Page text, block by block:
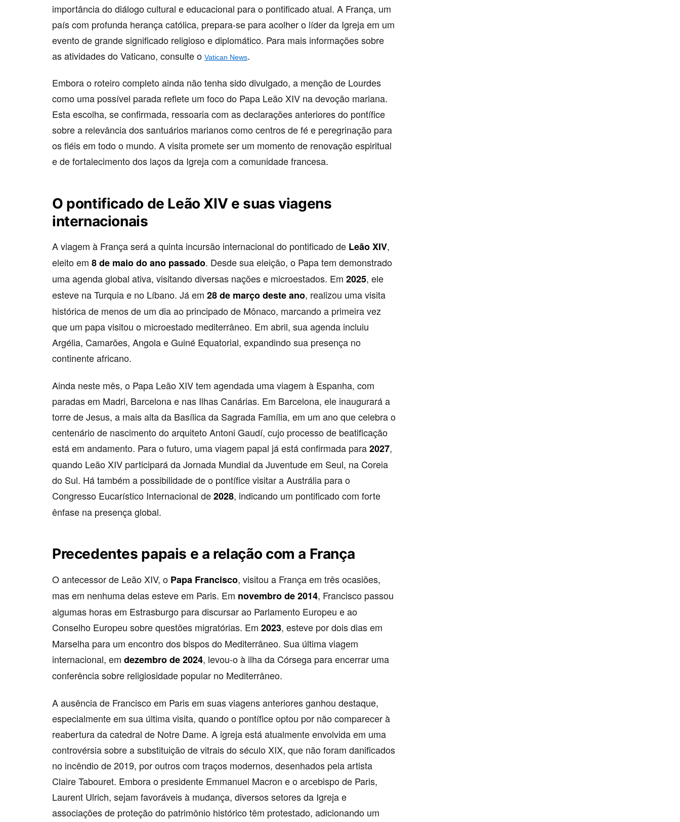
importância do diálogo cultural e educacional para o pontificado atual. A França, um
país com profunda herança católica, prepara-se para acolher o líder da Igreja em um
evento de grande significado religioso e diplomático. Para mais informações sobre
as atividades do Vaticano, consulte o Vatican News.
Embora o roteiro completo ainda não tenha sido divulgado, a menção de Lourdes
como uma possível parada reflete um foco do Papa Leão XIV na devoção mariana.
Esta escolha, se confirmada, ressoaria com as declarações anteriores do pontífice
sobre a relevância dos santuários marianos como centros de fé e peregrinação para
os fiéis em todo o mundo. A visita promete ser um momento de renovação espiritual
e de fortalecimento dos laços da Igreja com a comunidade francesa.
O pontificado de Leão XIV e suas viagens
internacionais
A viagem à França será a quinta incursão internacional do pontificado de Leão XIV,
eleito em 8 de maio do ano passado. Desde sua eleição, o Papa tem demonstrado
uma agenda global ativa, visitando diversas nações e microestados. Em 2025, ele
esteve na Turquia e no Líbano. Já em 28 de março deste ano, realizou uma visita
histórica de menos de um dia ao principado de Mônaco, marcando a primeira vez
que um papa visitou o microestado mediterrâneo. Em abril, sua agenda incluiu
Argélia, Camarões, Angola e Guiné Equatorial, expandindo sua presença no
continente africano.
Ainda neste mês, o Papa Leão XIV tem agendada uma viagem à Espanha, com
paradas em Madri, Barcelona e nas Ilhas Canárias. Em Barcelona, ele inaugurará a
torre de Jesus, a mais alta da Basílica da Sagrada Família, em um ano que celebra o
centenário de nascimento do arquiteto Antoni Gaudí, cujo processo de beatificação
está em andamento. Para o futuro, uma viagem papal já está confirmada para2027,
quando Leão XIV participará da Jornada Mundial da Juventude em Seul, na Coreia
do Sul. Há também a possibilidade de o pontífice visitar a Austrália para o
Congresso Eucarístico Internacional de2028, indicando um pontificado com forte
ênfase na presença global.
Precedentes papais e a relação com a França
O antecessor de Leão XIV, o Papa Francisco, visitou a França em três ocasiões,
mas em nenhuma delas esteve em Paris. Em novembro de 2014, Francisco passou
algumas horas em Estrasburgo para discursar ao Parlamento Europeu e ao
Conselho Europeu sobre questões migratórias. Em 2023, esteve por dois dias em
Marselha para um encontro dos bispos do Mediterrâneo. Sua última viagem
internacional, em dezembro de 2024, levou-o à ilha da Córsega para encerrar uma
conferência sobre religiosidade popular no Mediterrâneo.
A ausência de Francisco em Paris em suas viagens anteriores ganhou destaque,
especialmente em sua última visita, quando o pontífice optou por não comparecer à
reabertura da catedral de Notre Dame. A igreja está atualmente envolvida em uma
controvérsia sobre a substituição de vitrais do século XIX, que não foram danificados
no incêndio de 2019, por outros com traços modernos, desenhados pela artista
Claire Tabouret. Embora o presidente Emmanuel Macron e o arcebispo de Paris,
Laurent Ulrich, sejam favoráveis à mudança, diversos setores da Igreja e
associações de proteção do patrimônio histórico têm protestado, adicionando um